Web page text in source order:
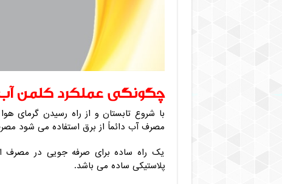
چگونگی عملکرد کلمن
با شروع تابستان و از راه رسیدن گرمای
مصرف آب دائماً از برق استفاده می‌ شود
یک راه ساده برای صرفه جویی در مصرف
پلاستیکی ساده می باشد.